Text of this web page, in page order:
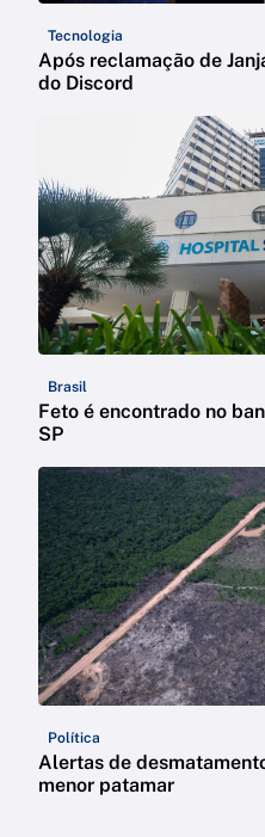
Tecnologia
Após reclamação de
do Discord
Brasil
Feto é encontrado no
SP
Política
Alertas de
menor patamar